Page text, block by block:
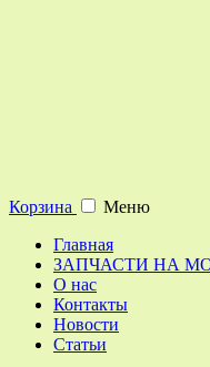
Корзина
Меню
Главная
ЗАПЧАСТИ НА
О нас
Контакты
Новости
Статьи